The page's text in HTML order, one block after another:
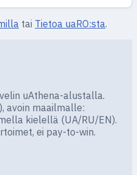
tai Tietoa uaRO:sta.
uAthena-alustalla.
avoin maailmalle:
kielellä (UA/RU/EN).
ei pay-to-win.